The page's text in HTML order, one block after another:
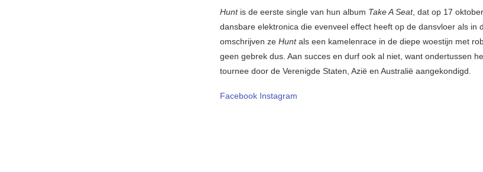
Hunt is de eerste single van hun album Take A Seat, dat op 17
dansbare elektronica die evenveel effect heeft op de dansvloer als in
omschrijven ze Huntals een kamelenrace in de diepe woestijn met
geen gebrek dus. Aan succes en durf ook al niet, want ondertussen
tournee door de Verenigde Staten, Azië en Australië aangekondigd.
Facebook Instagram